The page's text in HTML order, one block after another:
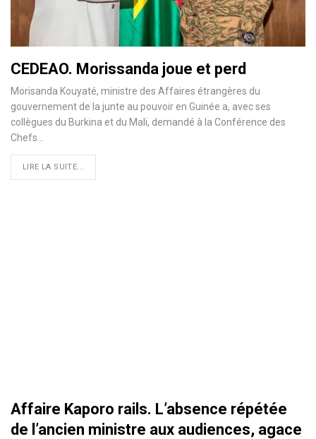
CEDEAO. Morissanda joue et perd
Morisanda Kouyaté, ministre des Affaires étrangères du
gouvernement de la junte au pouvoir en Guinée a, avec ses
collègues du Burkina et du Mali, demandé à la Conférence des
Chefs…
LIRE LA SUITE...
Affaire Kaporo rails. L’absence répétée
de l’ancien ministre aux audiences, agace